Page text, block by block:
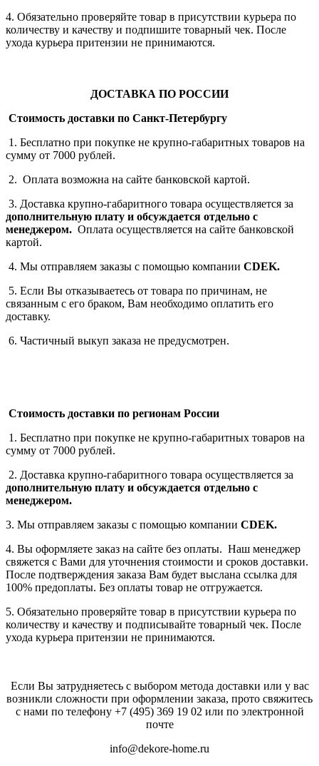
4. Обязательно проверяйте товар в присутствии курьера по
количеству и качеству и подпишите товарный чек. После
ухода курьера притензии не принимаются.
ДОСТАВКА ПО РОССИИ
Стоимость доставки по Санкт-Петербургу
1. Бесплатно при покупке не крупно-габаритных товаров на
сумму от 7000 рублей.
2. Оплата возможна на сайте банковской картой.
3. Доставка крупно-габаритного товара осуществляется за
дополнительную плату и обсуждается отдельно с
менеджером. Оплата осуществляется на сайте банковской
картой.
4. Мы отправляем заказы с помощью компании СDEK.
5. Если Вы отказываетесь от товара по причинам, не
связанным с его браком, Вам необходимо оплатить его
доставку.
6. Частичный выкуп заказа не предусмотрен.
Стоимость доставки по регионам России
1. Бесплатно при покупке не крупно-габаритных товаров на
сумму от 7000 рублей.
2. Доставка крупно-габаритного товара осуществляется за
дополнительную плату и обсуждается отдельно с
менеджером.
3. Мы отправляем заказы с помощью компании СDEK.
4. Вы оформляете заказ на сайте без оплаты. Наш менеджер
свяжется с Вами для уточнения стоимости и сроков доставки.
После подтверждения заказа Вам будет выслана ссылка для
100% предоплаты. Без оплаты товар не отгружается.
5. Обязательно проверяйте товар в присутствии курьера по
количеству и качеству и подписывайте товарный чек. После
ухода курьера притензии не принимаются.
Если Вы затрудняетесь с выбором метода доставки или у вас
возникли сложности при оформлении заказа, прото свяжитесь
с нами по телефону +7 (495) 369 19 02 или по электронной
почте
info@dekore-home.ru